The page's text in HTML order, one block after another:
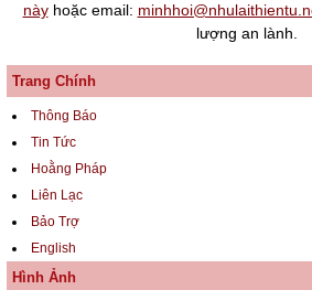
nàyhoặc email:
lượng an lành.
Trang Chính
Thông Báo
Tin Tức
Hoằng Pháp
Liên Lạc
Bảo Trợ
English
Hình Ảnh